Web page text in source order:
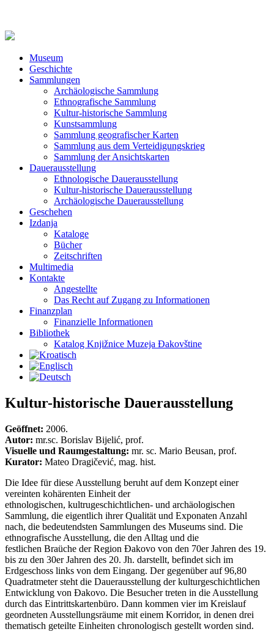
Museum
Geschichte
Sammlungen
Archäologische Sammlung
Ethnografische Sammlung
Kultur-historische Sammlung
Kunstsammlung
Sammlung geografischer Karten
Sammlung aus dem Verteidigungskrieg
Sammlung der Ansichtskarten
Dauerausstellung
Ethnologische Dauerausstellung
Kultur-historische Dauerausstellung
Archäologische Dauerausstellung
Geschehen
Izdanja
Kataloge
Bücher
Zeitschriften
Multimedia
Kontakte
Angestellte
Das Recht auf Zugang zu Informationen
Finanzplan
Finanzielle Informationen
Bibliothek
Katalog Knjižnice Muzeja Đakovštine
Kultur-historische Dauerausstellung
Geöffnet: 2006.
Autor: mr.sc. Borislav Bijelić, prof.
Visuelle und Raumgestaltung: mr. sc. Mario Beusan, prof.
Kurator: Mateo Dragičević, mag. hist.
Die Idee für diese Ausstellung beruht auf dem Konzept einer
vereinten kohärenten Einheit der
ethnologischen, kultrugeschichtlichen- und archäologischen
Sammlung, die eigentlich ihrer Qualität und Exponaten Anzahl
nach, die bedeutendsten Sammlungen des Museums sind. Die
ethnografische Ausstellung, die den Alltag und die
festlichen Braüche der Region Đakovo von den 70er Jahren des 19.
bis zu den 30er Jahren des 20. Jh. darstellt, befindet sich im
Erdgeschoss links von dem Eingang. Der gegenüber auf 96,80
Quadratmeter steht die Dauerausstellung der kulturgeschichtlichen
Entwicklung von Đakovo. Die Besucher treten in die Ausstellung
durch das Eintrittskartenbüro. Dann kommen vier im Kreislauf
geordneten Ausstellungsräume mit einem Korridor, in denen drei
thematisch geteilte Einheiten chronologisch gestellt worden sind.